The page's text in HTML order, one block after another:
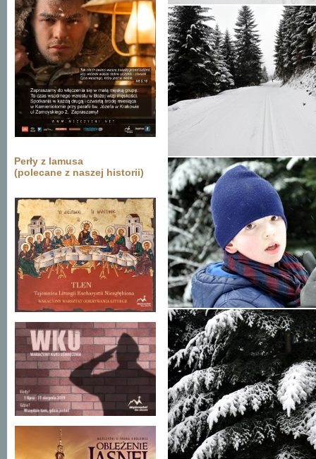
Perły z lamusa
(polecane z naszej historii)